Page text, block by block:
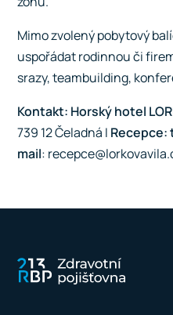
Mimo zvolený pobytový
uspořádat rodinnou či
srazy, teambuilding,
Kontakt: Horský hotel
739 12 Čeladná I Recepce:
mail: